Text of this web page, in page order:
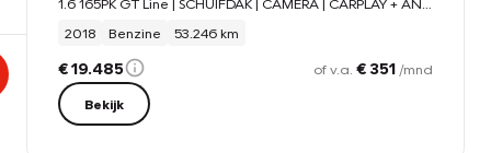
2018
Benzine 53.246 km
€ 19.485 of v.a. € 351 /mnd
Bekijk